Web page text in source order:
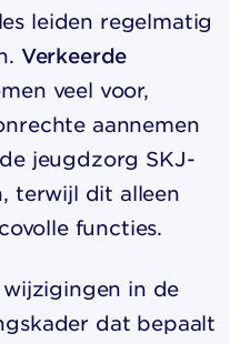
leiden regelmatig
Verkeerde
veel voor,
aannemen
jeugdzorg SKJ-
terwijl dit alleen
functies.
wijzigingen in de
dat bepaalt